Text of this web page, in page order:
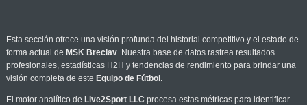
Esta sección ofrece una visión profunda del historial competitivo y el estado de
forma actual de MSK Breclav. Nuestra base de datos rastrea resultados
profesionales, estadísticas H2H y tendencias de rendimiento para brindar una
visión completa de este Equipo de Fútbol .
El motor analítico de Live2Sport LLC procesa estas métricas para identificar